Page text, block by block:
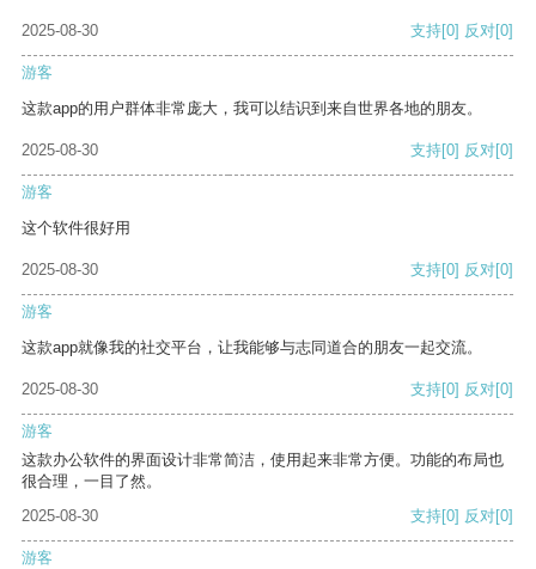
2025-08-30 支持[0] 反对[0]
游客
这款app的用户群体非常庞大，我可以结识到来自世界各地的朋友。
2025-08-30 支持[0] 反对[0]
游客
这个软件很好用
2025-08-30 支持[0] 反对[0]
游客
这款app就像我的社交平台，让我能够与志同道合的朋友一起交流。
2025-08-30 支持[0] 反对[0]
游客
这款办公软件的界面设计非常简洁，使用起来非常方便。功能的布局也
很合理，一目了然。
2025-08-30
支持[0] 反对[0]
游客